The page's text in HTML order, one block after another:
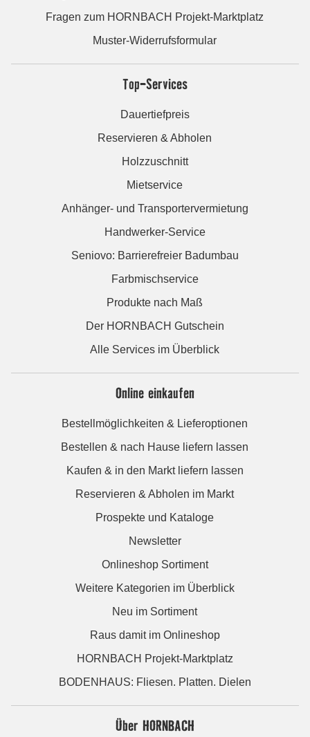
Fragen zum HORNBACH Projekt-Marktplatz
Muster-Widerrufsformular
Top-Services
Dauertiefpreis
Reservieren & Abholen
Holzzuschnitt
Mietservice
Anhänger- und Transportervermietung
Handwerker-Service
Seniovo: Barrierefreier Badumbau
Farbmischservice
Produkte nach Maß
Der HORNBACH Gutschein
Alle Services im Überblick
Online einkaufen
Bestellmöglichkeiten & Lieferoptionen
Bestellen & nach Hause liefern lassen
Kaufen & in den Markt liefern lassen
Reservieren & Abholen im Markt
Prospekte und Kataloge
Newsletter
Onlineshop Sortiment
Weitere Kategorien im Überblick
Neu im Sortiment
Raus damit im Onlineshop
HORNBACH Projekt-Marktplatz
BODENHAUS: Fliesen. Platten. Dielen
Über HORNBACH